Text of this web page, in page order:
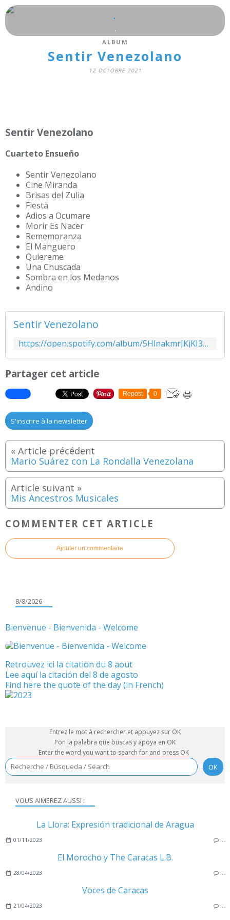
.
.
ALBUM
Sentir Venezolano
12 OCTOBRE 2021
Sentir Venezolano
Cuarteto Ensueño
Sentir Venezolano
Cine Miranda
Brisas del Zulia
Fiesta
Adios a Ocumare
Morir Es Nacer
Rememoranza
El Manguero
Quiereme
Una Chuscada
Sombra en los Medanos
Andino
Sentir Venezolano
https://open.spotify.com/album/5HlnakmrJKjKI3D4pBDPAB?si=U4R6h79ZRgOtE93jIMf7hw&utm_source=copy-link&dl_branch=1
Partager cet article
Repost 0
S'inscrire à la newsletter
Mario Suárez con La Rondalla Venezolana
Mis Ancestros Musicales
COMMENTER CET ARTICLE
Ajouter un commentaire
VOUS AIMEREZ AUSSI :
La Llora: Expresión tradicional de Aragua
01/11/2023 …
El Morocho y The Caracas L.B.
28/04/2023 …
Voces de Caracas
21/04/2023 …
8/8/2026
Bienvenue - Bienvenida - Welcome
Retrouvez ici la citation du 8 aout
Lee aquí la citación del 8 de agosto
Find here the quote of the day (in French)
Entrez le mot à rechercher et appuyez sur OK
Pon la palabra que buscas y apoya en OK
Enter the word you want to search for and press OK